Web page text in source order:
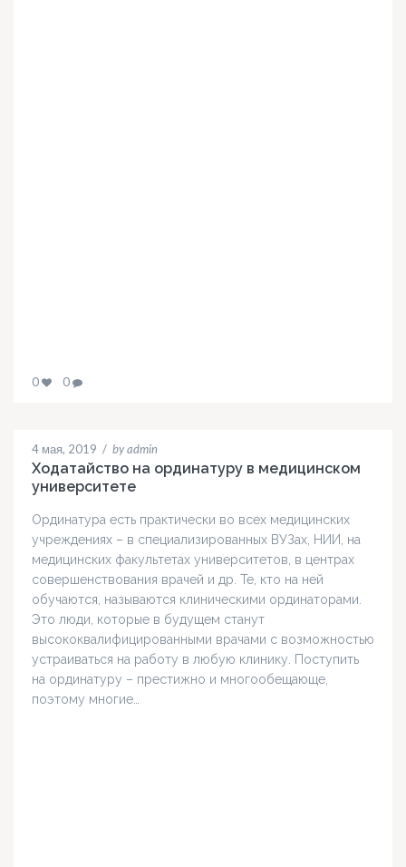
0 0
4 мая, 2019 / by admin
Ходатайство на ординатуру в медицинском
университете
Ординатура есть практически во всех медицинских
учреждениях – в специализированных ВУЗах, НИИ, на
медицинских факультетах университетов, в центрах
совершенствования врачей и др. Те, кто на ней
обучаются, называются клиническими ординаторами.
Это люди, которые в будущем станут
высококвалифицированными врачами с возможностью
устраиваться на работу в любую клинику. Поступить
на ординатуру – престижно и многообещающе,
поэтому многие…